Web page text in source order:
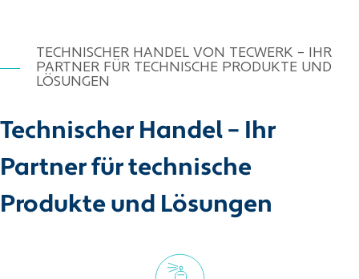
Technischer Handel – Ihr
Partner für technische
Produkte und Lösungen
TECHNISCHER HANDEL VON TECWERK – IHR
PARTNER FÜR TECHNISCHE PRODUKTE UND
LÖSUNGEN